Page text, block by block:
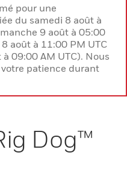
pour une
du samedi 8 août à
9 août à 05:00
août à 11:00 PM UTC
09:00 AM UTC). Nous
patience durant
Dog™